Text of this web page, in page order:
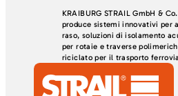
KRAIBURG STRAIL GmbH &
produce sistemi innovativi per
raso, soluzioni di isolamento
per rotaie e traverse
riciclato per il trasporto